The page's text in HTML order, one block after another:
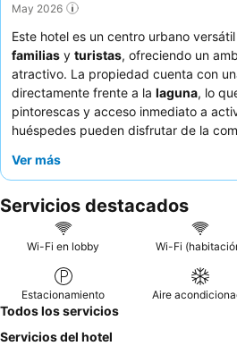
May 2026
Este hotel es un centro urbano
familias y turistas, ofreciendo un
atractivo. La propiedad cuenta con
directamente frente a la laguna, lo
pintorescas y acceso inmediato a
huéspedes pueden disfrutar de la
con instalaciones de barbacoa para
atento y eficiente, que complementa
menudo destacado por su calidad y
experiencia mejorada, considere
entorno del hotel.
Ver más
Servicios destacados
Wi-Fi en lobby Wi-Fi
Estacionamiento Aire
Todos los servicios
Servicios del hotel